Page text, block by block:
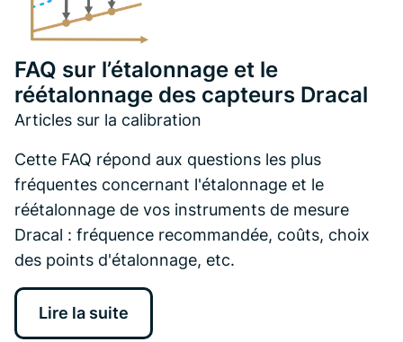
FAQ sur l’étalonnage et le
réétalonnage des capteurs Dracal
Articles sur la calibration
Cette FAQ répond aux questions les plus
fréquentes concernant l'étalonnage et le
réétalonnage de vos instruments de mesure
Dracal : fréquence recommandée, coûts, choix
des points d'étalonnage, etc.
Lire la suite